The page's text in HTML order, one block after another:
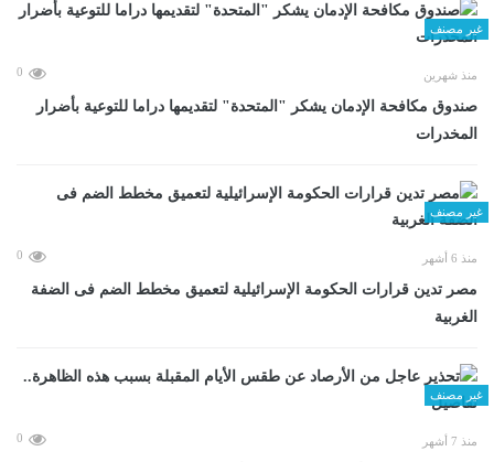
غير مصنف
منذ شهرين 0
صندوق مكافحة الإدمان يشكر "المتحدة" لتقديمها دراما للتوعية بأضرار
المخدرات
غير مصنف
منذ 6 أشهر 0
مصر تدين قرارات الحكومة الإسرائيلية لتعميق مخطط الضم فى الضفة
الغربية
غير مصنف
منذ 7 أشهر 0